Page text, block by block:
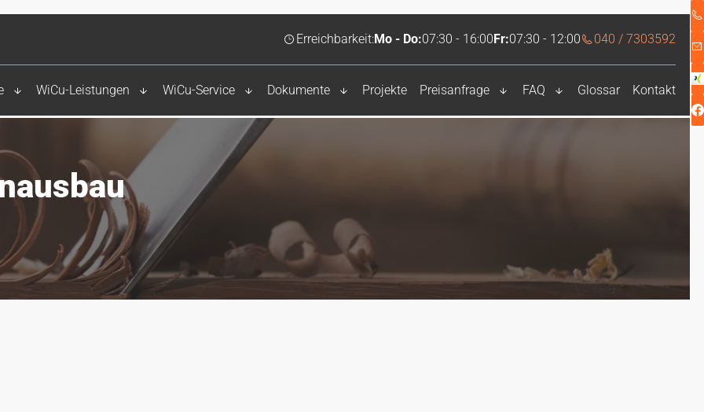
Erreichbarkeit:Mo - Do:07:30 - 16:00Fr:07:30 - 12:00 040 / 7303592
WiCu-Leistungen WiCu-Service Dokumente Projekte Preisanfrage FAQ Glossar Kontakt